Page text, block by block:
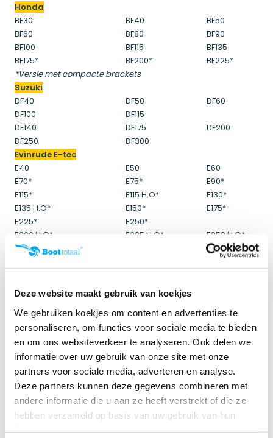
Deze website maakt gebruik van koekjes
We gebruiken koekjes om content en advertenties te
personaliseren, om functies voor sociale media te bieden
en om ons websiteverkeer te analyseren. Ook delen we
informatie over uw gebruik van onze site met onze
partners voor sociale media, adverteren en analyse.
Deze partners kunnen deze gegevens combineren met
andere informatie die u aan ze heeft verstrekt of die ze
hebben verzameld op basis van uw gebruik van hun
Honda
BF30
BF40
BF50
BF60
BF80
BF90
BF100
BF115
BF135
BF175*
BF200*
BF225*
*Versie met compacte brackets
Suzuki
DF40
DF50
DF60
DF100
DF115
DF140
DF175
DF200
DF250
DF300
Evinrude E-tec
E40
E50
E60
E70*
E75*
E90*
E115*
E115 H.O*
E130*
E135 H.O*
E150*
E175*
E225*
E250*
E200 H.O*
E225 H.O*
E250 H.O*
E300*
*Versie met compacte brackets
25-30 EFI 4-str
40-60 SeaPro
60-70 EFI 4-str
75-90 OptiMax
75-90-115 SeaPro
75-80-90-100-115 EFI
115 Pro XS
150 EFI 4-str
150 SeaPro
115-250 OptiMax
200-250 OptiMax
200-250 ProXS
135-200 Verado
200 Verdo
225-350 Verado
Yamaha
F30
F40